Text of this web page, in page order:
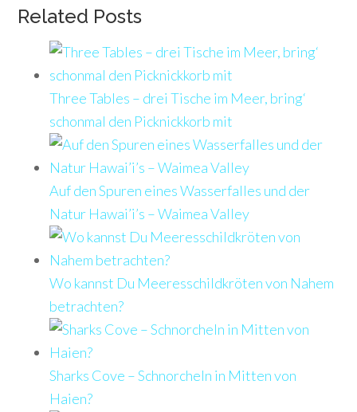
Related Posts
Three Tables – drei Tische im Meer, bring‘
schonmal den Picknickkorb mit
Auf den Spuren eines Wasserfalles und der
Natur Hawai’i’s – Waimea Valley
Wo kannst Du Meeresschildkröten von Nahem
betrachten?
Sharks Cove – Schnorcheln in Mitten von
Haien?